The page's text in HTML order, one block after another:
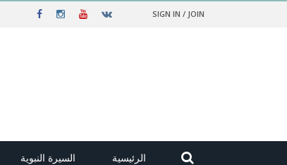
SIGN IN / JOIN
الرئيسية السيرة النبوية